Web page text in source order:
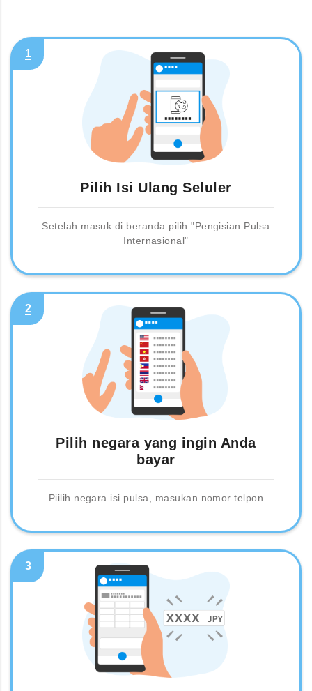
1
Pilih Isi Ulang Seluler
Setelah masuk di beranda pilih "Pengisian Pulsa
Internasional"
2
Pilih negara yang ingin Anda
bayar
Piilih negara isi pulsa, masukan nomor telpon
3